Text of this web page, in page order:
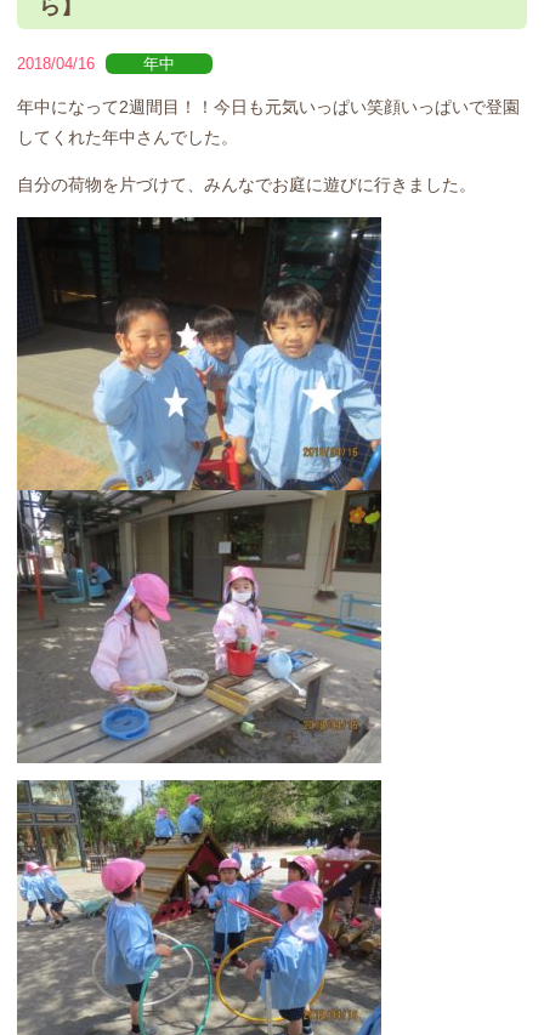
ら】
2018/04/16 年中
年中になって2週間目！！今日も元気いっぱい笑顔いっぱいで登園
してくれた年中さんでした。
自分の荷物を片づけて、みんなでお庭に遊びに行きました。